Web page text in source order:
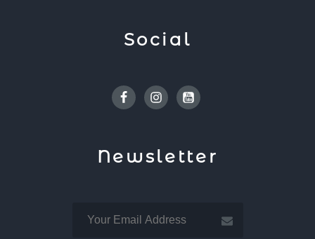
Social
FacebookInstagramYoutube
Newsletter